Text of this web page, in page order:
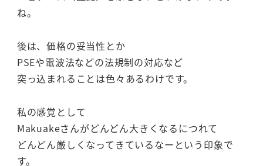
ね。
後は、価格の妥当性とか
PSEや電波法などの法規制の対応など
突っ込まれることは色々あるわけです。
私の感覚として
Makuakeさんがどんどん大きくなるにつれて
どんどん厳しくなってきているなーという印象で
す。